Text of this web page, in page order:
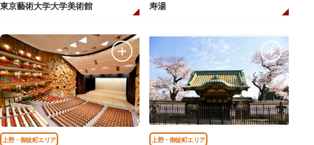
東京藝術大学大学美術館 寿湯
上野・御徒町エリア 上野・御徒町エリア